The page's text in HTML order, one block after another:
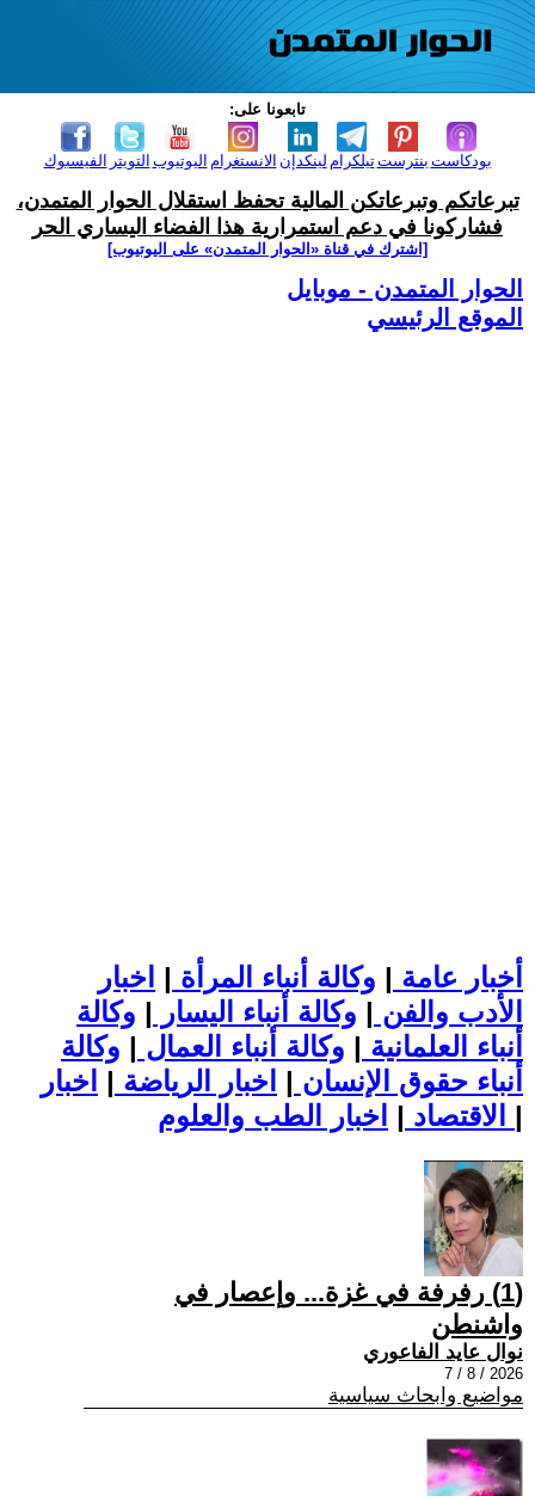
تابعونا على:
الفيسبوك التويتر اليوتيوب الانستغرام لينكدإن تيلكرامبنترست بودكاست
تبرعاتكم وتبرعاتكن المالية تحفظ استقلال الحوار المتمدن،
فشاركونا في دعم استمرارية هذا الفضاء اليساري الحر
[اشترك في قناة ‫«الحوار المتمدن» على اليوتيوب]
الحوار المتمدن - موبايل
الموقع الرئيسي
أخبار عامة | وكالة أنباء المرأة | اخبار
الأدب والفن | وكالة أنباء اليسار | وكالة
أنباء العلمانية | وكالة أنباء العمال | وكالة
أنباء حقوق الإنسان | اخبار الرياضة | اخبار
الاقتصاد | |
(1) رفرفة في غزة... وإعصار في
واشنطن
نوال عايد الفاعوري
2026 / 8 / 7
مواضيع وابحاث سياسية